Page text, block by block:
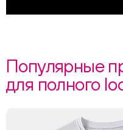
Популярные
для полного